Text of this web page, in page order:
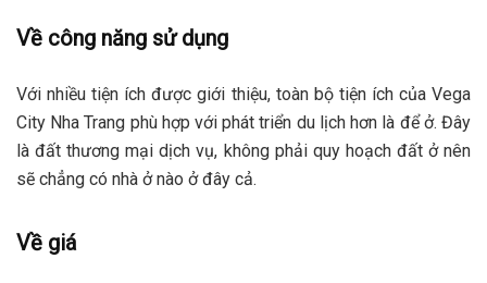
Về công năng sử dụng
Với nhiều tiện ích được giới thiệu, toàn bộ tiện ích của Vega
City Nha Trang phù hợp với phát triển du lịch hơn là để ở. Đây
là đất thương mại dịch vụ, không phải quy hoạch đất ở nên
sẽ chẳng có nhà ở nào ở đây cả.
Về giá